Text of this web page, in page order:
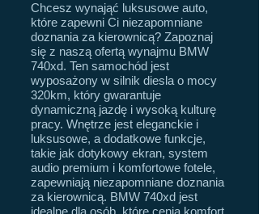
Chcesz wynająć luksusowe auto,
które zapewni Ci niezapomniane
doznania za kierownicą? Zapoznaj
się z naszą ofertą wynajmu BMW
740xd. Ten samochód jest
wyposażony w silnik diesla o mocy
320km, który gwarantuje
dynamiczną jazdę i wysoką kulturę
pracy. Wnętrze jest eleganckie i
luksusowe, a dodatkowe funkcje,
takie jak dotykowy ekran, system
audio premium i komfortowe fotele,
zapewniają niezapomniane doznania
za kierownicą. BMW 740xd jest
idealne dla osób, które cenią komfort